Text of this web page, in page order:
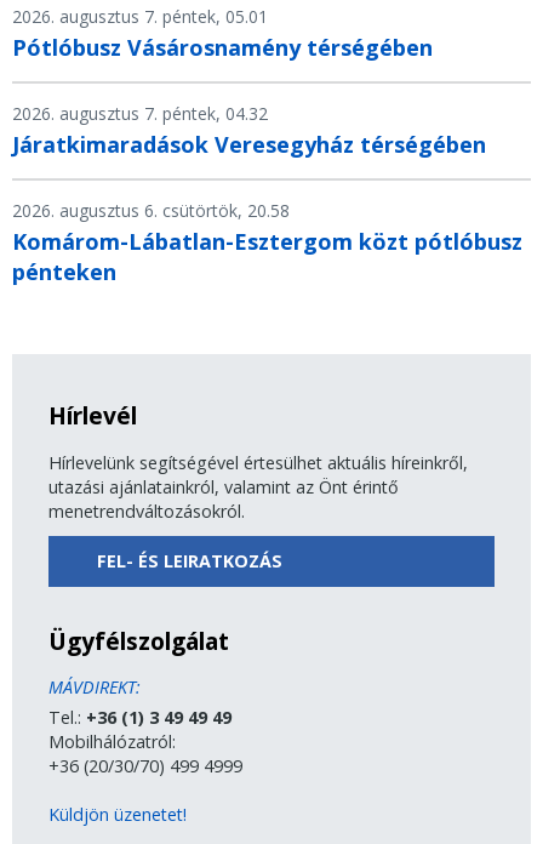
2026. augusztus 7. péntek, 05.01
Pótlóbusz Vásárosnamény térségében
2026. augusztus 7. péntek, 04.32
Járatkimaradások Veresegyház térségében
2026. augusztus 6. csütörtök, 20.58
Komárom-Lábatlan-Esztergom közt pótlóbusz
pénteken
Hírlevél
Hírlevelünk segítségével értesülhet aktuális híreinkről,
utazási ajánlatainkról, valamint az Önt érintő
menetrendváltozásokról.
FEL- ÉS LEIRATKOZÁS
Ügyfélszolgálat
MÁVDIREKT:
Tel.: +36 (1) 3 49 49 49
Mobilhálózatról:
+36 (20/30/70) 499 4999
Küldjön üzenetet!